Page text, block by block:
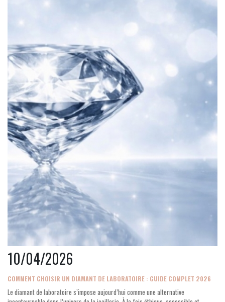
10/04/2026
COMMENT CHOISIR UN DIAMANT DE LABORATOIRE : GUIDE COMPLET 2026
Le diamant de laboratoire s’impose aujourd’hui comme une alternative